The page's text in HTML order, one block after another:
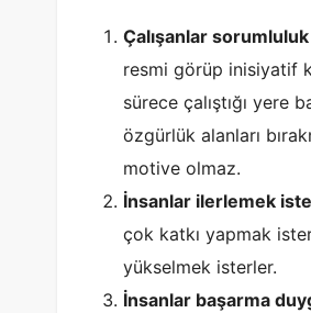
Çalışanlar
resmi görüp inisiyatif
sürece çalıştığı yere
özgürlük alanları
motive olmaz.
İnsanlar ilerlemek
çok katkı yapmak
yükselmek isterler.
İnsanlar başarma